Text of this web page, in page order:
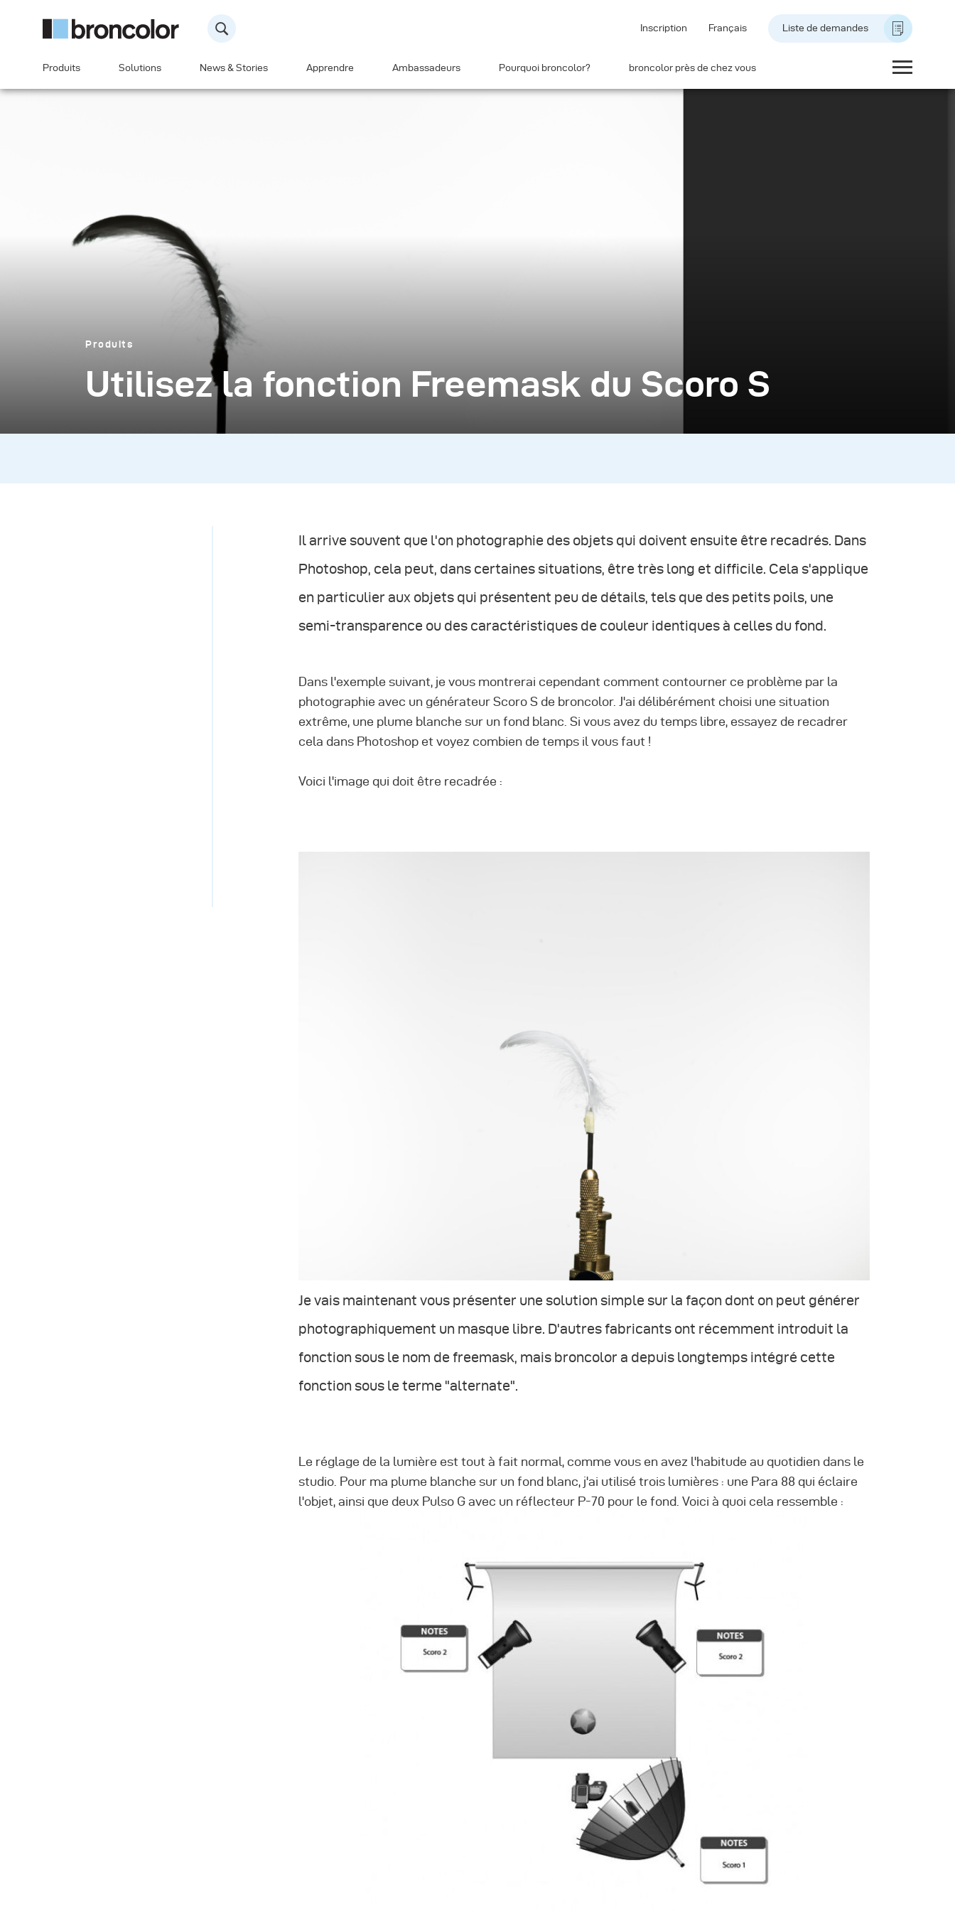
Inscription Français Liste de demandes
Produits Solutions News & Stories Apprendre Ambassadeurs Pourquoi broncolor? broncolor près de chez vous
Produits
Utilisez la fonction Freemask du Scoro S
Il arrive souvent que l'on photographie des objets qui doivent ensuite être recadrés. Dans
Photoshop, cela peut, dans certaines situations, être très long et difficile. Cela s'applique
en particulier aux objets qui présentent peu de détails, tels que des petits poils, une
semi-transparence ou des caractéristiques de couleur identiques à celles du fond.
Dans l'exemple suivant, je vous montrerai cependant comment contourner ce problème par la
photographie avec un générateur Scoro S de broncolor. J'ai délibérément choisi une situation
extrême, une plume blanche sur un fond blanc. Si vous avez du temps libre, essayez de recadrer
cela dans Photoshop et voyez combien de temps il vous faut !
Voici l'image qui doit être recadrée :
Je vais maintenant vous présenter une solution simple sur la façon dont on peut générer
photographiquement un masque libre. D'autres fabricants ont récemment introduit la
fonction sous le nom de freemask, mais broncolor a depuis longtemps intégré cette
fonction sous le terme "alternate".
Le réglage de la lumière est tout à fait normal, comme vous en avez l'habitude au quotidien dans le
studio. Pour ma plume blanche sur un fond blanc, j'ai utilisé trois lumières : une Para 88 qui éclaire
l'objet, ainsi que deux Pulso G avec un réflecteur P-70 pour le fond. Voici à quoi cela ressemble :